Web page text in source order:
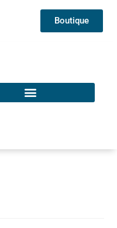
Boutique